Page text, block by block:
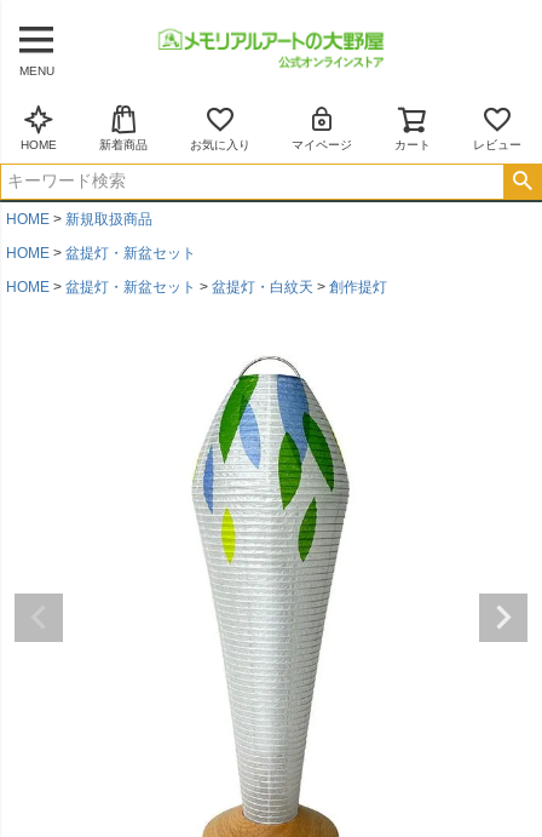
MENU
HOME 新着商品 お気に入り マイページ カート レビュー
HOME
新規取扱商品
HOME
盆提灯・新盆セット
HOME
盆提灯・新盆セット 盆提灯・白紋天 創作提灯